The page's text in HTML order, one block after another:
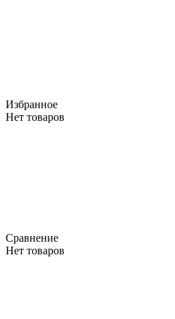
Избранное
Нет товаров
Сравнение
Нет товаров